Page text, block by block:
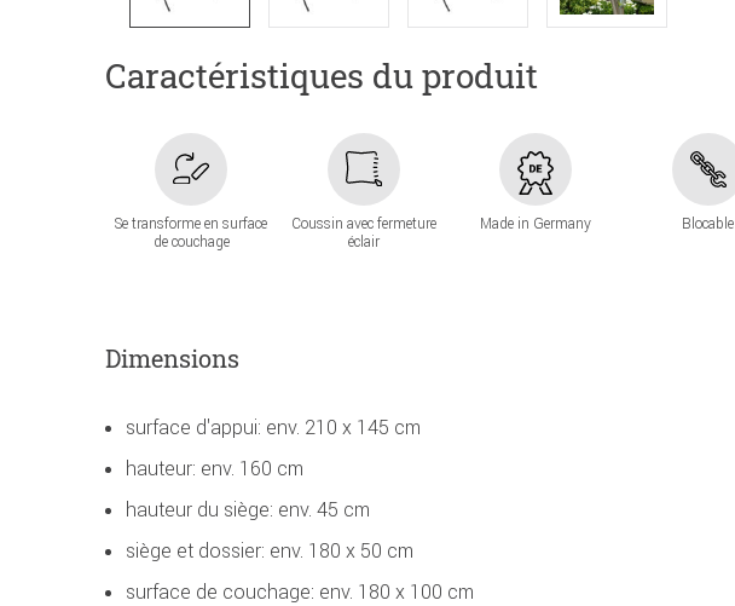
Caractéristiques du produit
Se transforme en surface
de couchage
Coussin avec fermeture
éclair
Made in Germany Blocable
Dimensions
surface d'appui: env. 210 x 145 cm
hauteur: env. 160 cm
hauteur du siège: env. 45 cm
siège et dossier: env. 180 x 50 cm
surface de couchage: env. 180 x 100 cm